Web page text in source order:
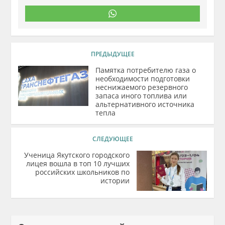
ПРЕДЫДУЩЕЕ
Памятка потребителю газа о
необходимости подготовки
неснижаемого резервного
запаса иного топлива или
альтернативного источника
тепла
СЛЕДУЮЩЕЕ
Ученица Якутского городского
лицея вошла в топ 10 лучших
российских школьников по
истории